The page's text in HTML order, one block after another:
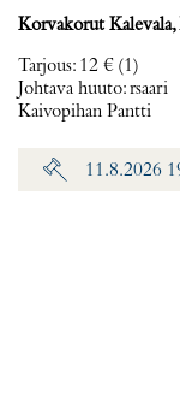
Korvakorut
Tarjous: 12 € (1)
Johtava huuto:rsaari
Kaivopihan Pantti
11.8.2026